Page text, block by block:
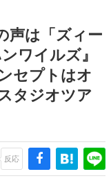
作時のエピソードをお
本』は、〈試験問題〉
う若きクリエイター達
んに取材し、ゲームが
手から称賛の声
声は「ズィー
ワイルズ』
セプトはオ
タジオツア
反応